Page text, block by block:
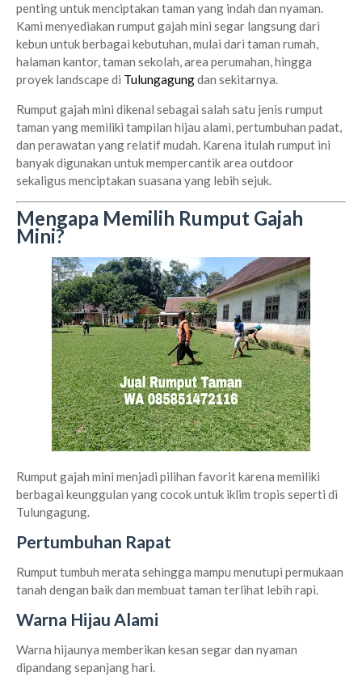
penting untuk menciptakan taman yang indah dan nyaman.
Kami menyediakan rumput gajah mini segar langsung dari
kebun untuk berbagai kebutuhan, mulai dari taman rumah,
halaman kantor, taman sekolah, area perumahan, hingga
proyek landscape di Tulungagungdan sekitarnya.
Rumput gajah mini dikenal sebagai salah satu jenis rumput
taman yang memiliki tampilan hijau alami, pertumbuhan padat,
dan perawatan yang relatif mudah. Karena itulah rumput ini
banyak digunakan untuk mempercantik area outdoor
sekaligus menciptakan suasana yang lebih sejuk.
Mengapa Memilih Rumput Gajah
Mini?
Rumput gajah mini menjadi pilihan favorit karena memiliki
berbagai keunggulan yang cocok untuk iklim tropis seperti di
Tulungagung.
Pertumbuhan Rapat
Rumput tumbuh merata sehingga mampu menutupi permukaan
tanah dengan baik dan membuat taman terlihat lebih rapi.
Warna Hijau Alami
Warna hijaunya memberikan kesan segar dan nyaman
dipandang sepanjang hari.